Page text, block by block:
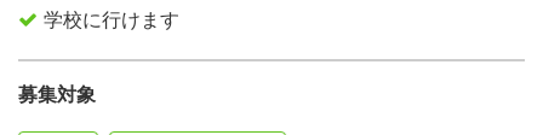
学校に行けます
募集対象